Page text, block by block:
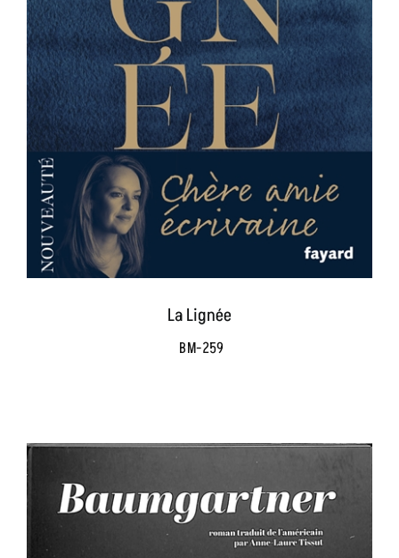
La Lignée
BM-259